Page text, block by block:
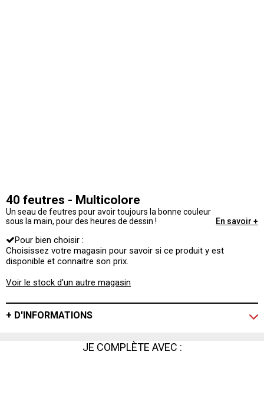
40 feutres - Multicolore
Un seau de feutres pour avoir toujours la bonne couleur
sous la main, pour des heures de dessin !
En savoir +
Pour bien choisir :
Choisissez votre magasin pour savoir si ce produit y est
disponible et connaitre son prix.
Voir le stock d'un autre magasin
+ D'INFORMATIONS
JE COMPLÈTE AVEC :